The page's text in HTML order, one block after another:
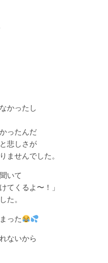
かったし
ったんだ
悲しさが
ませんでした。
いて
てくるよ〜！」
た。
った
ないから